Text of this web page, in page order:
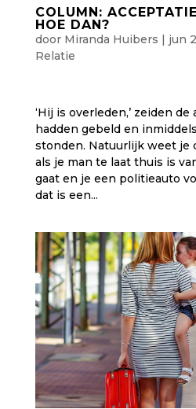
COLUMN:
HOE DAN?
door Miranda Huibers | jun
Relatie
‘Hij is overleden,’ zeiden
hadden gebeld en
stonden. Natuurlijk weet je
als je man te laat thuis is
gaat en je een politieauto
dat is een...